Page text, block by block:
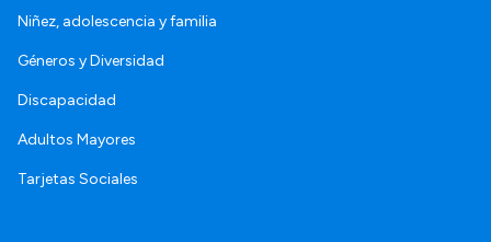
Niñez, adolescencia y familia
Géneros y Diversidad
Discapacidad
Adultos Mayores
Tarjetas Sociales